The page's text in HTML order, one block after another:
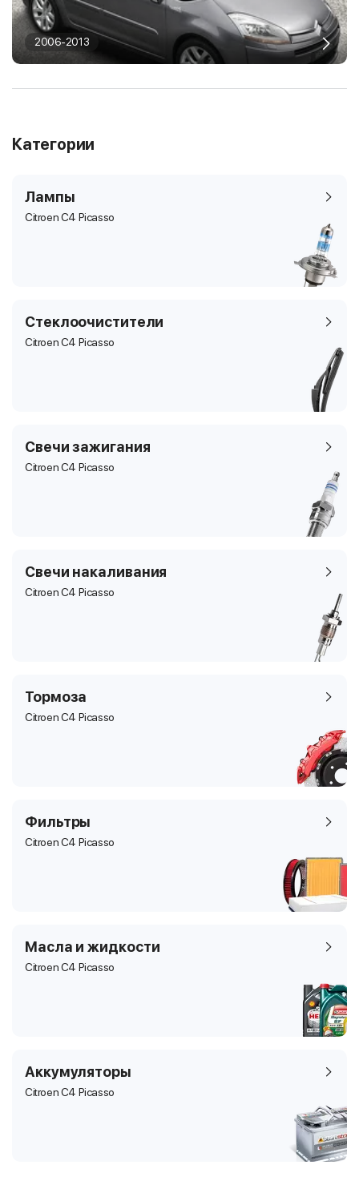
2006-2013
Категории
Лампы
Citroen C4 Picasso
Стеклоочистители
Citroen C4 Picasso
Свечи зажигания
Citroen C4 Picasso
Свечи накаливания
Citroen C4 Picasso
Тормоза
Citroen C4 Picasso
Фильтры
Citroen C4 Picasso
Масла и жидкости
Citroen C4 Picasso
Аккумуляторы
Citroen C4 Picasso